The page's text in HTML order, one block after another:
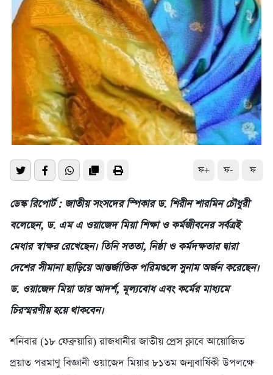
ফ+ ফ- ফ
ডেস্ক রিপোর্ট : জাতীয় সংসদের স্পিকার ড. শিরীন শারমিন চৌধুরী
বলেছেন, ড. এম এ ওয়াজেদ মিয়া শিক্ষা ও কর্মজীবনের সর্বত্রই
মেধার স্বাক্ষর রেখেছেন। তিনি সততা, নিষ্ঠা ও কর্মদক্ষতার দ্বারা
দেশের সীমানা ছাড়িয়ে আন্তর্জাতিক পরিমণ্ডলে সুনাম অর্জন করেছেন।
ড. ওয়াজেদ মিয়া তার আদর্শ, মূল্যবোধ এবং কর্মের মাধ্যমে
চিরস্মরণীয় হয়ে থাকবেন।
শনিবার (১৮ ফেব্রুয়ারি) রাজধানীর জাতীয় প্রেস ক্লাবে আয়োজিত
প্রয়াত পরমাণু বিজ্ঞানী ওয়াজেদ মিয়ার ৮১তম জন্মবার্ষিকী উপলক্ষে